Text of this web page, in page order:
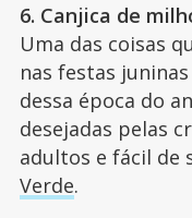
6. Canjica de
Uma das coisas
nas festas
dessa época do
desejadas pelas
adultos e fácil de
Verde.